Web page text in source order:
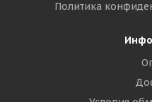
Политика